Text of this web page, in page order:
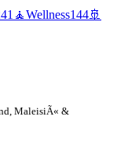
🧘Wellness144🚢
MaleisiÃ« &